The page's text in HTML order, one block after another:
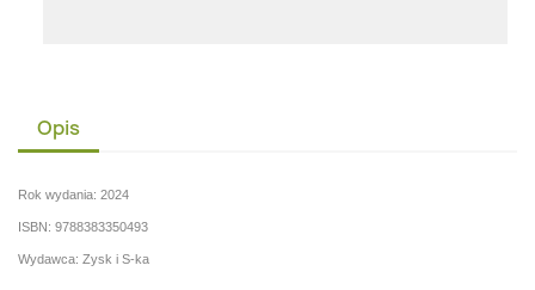
Opis
Rok wydania: 2024
ISBN: 9788383350493
Wydawca: Zysk i S-ka